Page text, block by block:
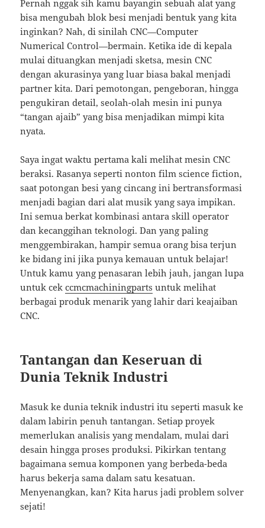
Pernah nggak sih kamu bayangin sebuah alat yang
bisa mengubah blok besi menjadi bentuk yang kita
inginkan? Nah, di sinilah CNC—Computer
Numerical Control—bermain. Ketika ide di kepala
mulai dituangkan menjadi sketsa, mesin CNC
dengan akurasinya yang luar biasa bakal menjadi
partner kita. Dari pemotongan, pengeboran, hingga
pengukiran detail, seolah-olah mesin ini punya
“tangan ajaib” yang bisa menjadikan mimpi kita
nyata.
Saya ingat waktu pertama kali melihat mesin CNC
beraksi. Rasanya seperti nonton film science fiction,
saat potongan besi yang cincang ini bertransformasi
menjadi bagian dari alat musik yang saya impikan.
Ini semua berkat kombinasi antara skill operator
dan kecanggihan teknologi. Dan yang paling
menggembirakan, hampir semua orang bisa terjun
ke bidang ini jika punya kemauan untuk belajar!
Untuk kamu yang penasaran lebih jauh, jangan lupa
untuk cekccmcmachiningparts untuk melihat
berbagai produk menarik yang lahir dari keajaiban
CNC.
Tantangan dan Keseruan di
Dunia Teknik Industri
Masuk ke dunia teknik industri itu seperti masuk ke
dalam labirin penuh tantangan. Setiap proyek
memerlukan analisis yang mendalam, mulai dari
desain hingga proses produksi. Pikirkan tentang
bagaimana semua komponen yang berbeda-beda
harus bekerja sama dalam satu kesatuan.
Menyenangkan, kan? Kita harus jadi problem solver
sejati!